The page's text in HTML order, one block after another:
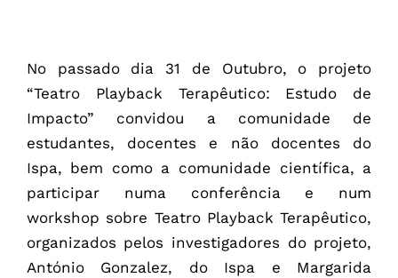
No passado dia 31 de Outubro, o projeto
“Teatro Playback Terapêutico: Estudo de
Impacto” convidou a comunidade de
estudantes, docentes e não docentes do
Ispa, bem como a comunidade científica, a
participar numa conferência e num
workshop sobre Teatro Playback Terapêutico,
organizados pelos investigadores do projeto,
António Gonzalez, do Ispa e Margarida